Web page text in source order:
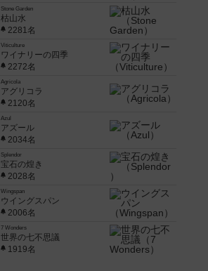
Stone Garden
枯山水
2281名
Viticulture
ワイナリーの四季
2272名
Agricola
アグリコラ
2120名
Azul
アズール
2034名
Splendor
宝石の煌き
2028名
Wingspan
ウイングスパン
2006名
7 Wonders
世界の七不思議
1919名